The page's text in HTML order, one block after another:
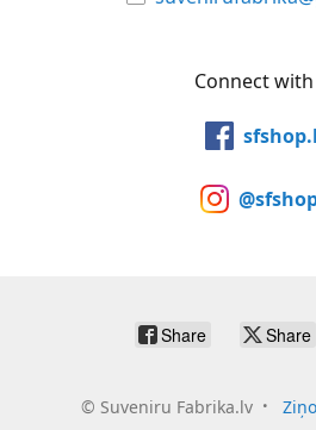
Connect
Share Share
© Suveniru Fabrika.lv